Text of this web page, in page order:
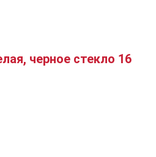
черное стекло 16